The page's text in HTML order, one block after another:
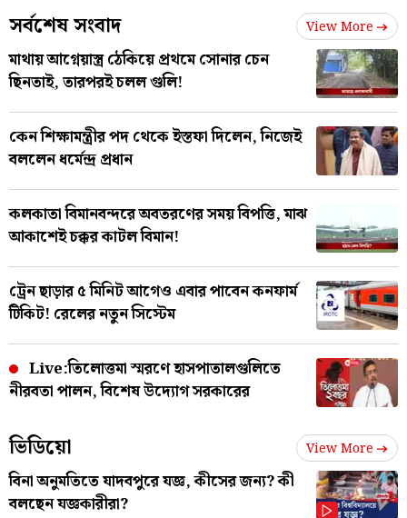
সর্বশেষ সংবাদ View More
মাথায় আগ্নেয়াস্ত্র ঠেকিয়ে প্রথমে সোনার চেন
ছিনতাই, তারপরই চলল গুলি!
কেন শিক্ষামন্ত্রীর পদ থেকে ইস্তফা দিলেন, নিজেই
বললেন ধর্মেন্দ্র প্রধান
কলকাতা বিমানবন্দরে অবতরণের সময় বিপত্তি, মাঝ
আকাশেই চক্কর কাটল বিমান!
ট্রেন ছাড়ার ৫ মিনিট আগেও এবার পাবেন কনফার্ম
টিকিট! রেলের নতুন সিস্টেম
Live:তিলোত্তমা স্মরণে হাসপাতালগুলিতে
নীরবতা পালন, বিশেষ উদ্যোগ সরকারের
ভিডিয়ো View More
বিনা অনুমতিতে যাদবপুরে যজ্ঞ, কীসের জন্য? কী
বলছেন যজ্ঞকারীরা?